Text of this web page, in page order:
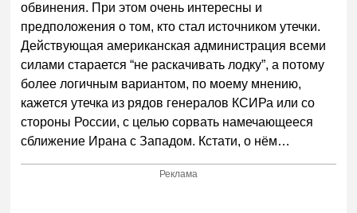
обвинения. При этом очень интересны и
предположения о том, кто стал источником утечки.
Действующая американская администрация всеми
силами старается “не раскачивать лодку”, а потому
более логичным вариантом, по моему мнению,
кажется утечка из рядов генералов КСИРа или со
стороны России, с целью сорвать намечающееся
сближение Ирана с Западом. Кстати, о нём…
Реклама